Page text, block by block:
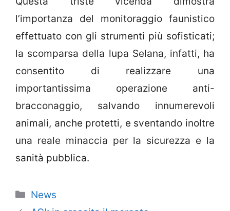
l’importanza del monitoraggio faunistico
effettuato con gli strumenti più sofisticati;
la scomparsa della lupa Selana, infatti, ha
consentito di realizzare una
importantissima operazione anti-
bracconaggio, salvando innumerevoli
animali, anche protetti, e sventando inoltre
una reale minaccia per la sicurezza e la
sanità pubblica.
Categorie
News